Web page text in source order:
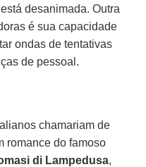
está desanimada. Outra
é sua capacidade
ondas de tentativas
de pessoal.
chamariam de
romance do famoso
di Lampedusa,